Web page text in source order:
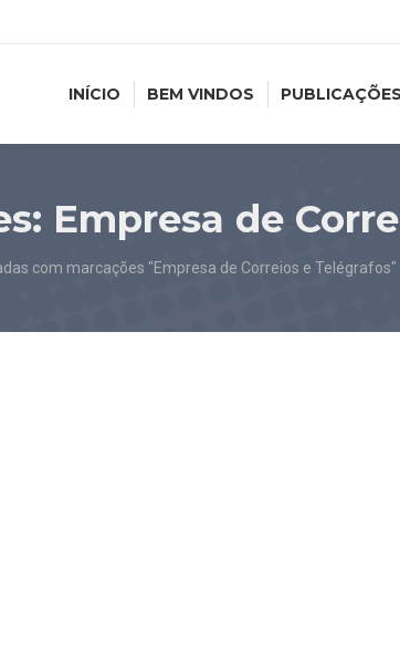
INÍCIO BEM VINDOS PUBLICAÇÕES
Empresa de
com marcações "Empresa de Correios e Telégrafos"